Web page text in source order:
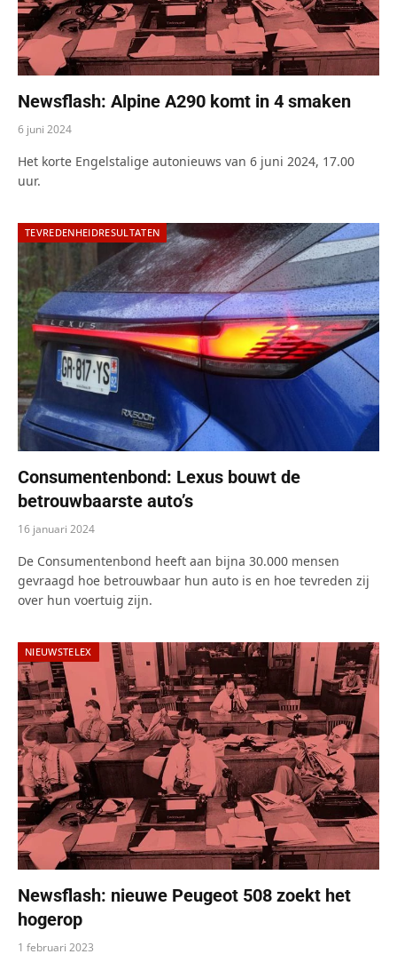
Newsflash: Alpine A290 komt in 4 smaken
6 juni 2024
Het korte Engelstalige autonieuws van 6 juni 2024, 17.00
uur.
TEVREDENHEIDRESULTATEN
Consumentenbond: Lexus bouwt de
betrouwbaarste auto’s
16 januari 2024
De Consumentenbond heeft aan bijna 30.000 mensen
gevraagd hoe betrouwbaar hun auto is en hoe tevreden zij
over hun voertuig zijn.
NIEUWSTELEX
Newsflash: nieuwe Peugeot 508 zoekt het
hogerop
1 februari 2023